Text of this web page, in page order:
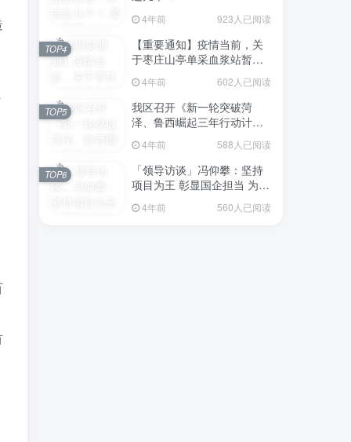
4年前 923人已阅读
【重要通知】疫情当前，关
于枣庄山亭单采血浆站暂停
4年前 602人已阅读
TOP4
我区召开《新一轮突破菏
泽、鲁西崛起三年行动计划
意见稿）政策分析研判会议
4年前 588人已阅读
TOP5
「领导访谈」冯仰攀：坚持
项目为王 彰显国企担当 为全
点项目建设贡献“交发力量”
4年前 560人已阅读
TOP6